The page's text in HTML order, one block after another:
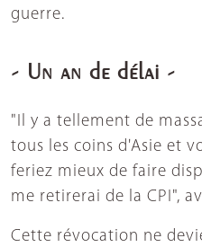
guerre.
- Un an de délai -
"Il y a tellement de
tous les coins d'Asie et
feriez mieux de faire
me retirerai de la CPI",
Cette révocation ne